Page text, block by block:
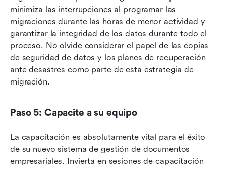
minimiza las interrupciones al programar las
migraciones durante las horas de menor actividad y
garantizar la integridad de los datos durante todo el
proceso. No olvide considerar el papel de las copias
de seguridad de datos y los planes de recuperación
ante desastres como parte de esta estrategia de
migración.
Paso 5: Capacite a su equipo
La capacitación es absolutamente vital para el éxito
de su nuevo sistema de gestión de documentos
empresariales. Invierta en sesiones de capacitación